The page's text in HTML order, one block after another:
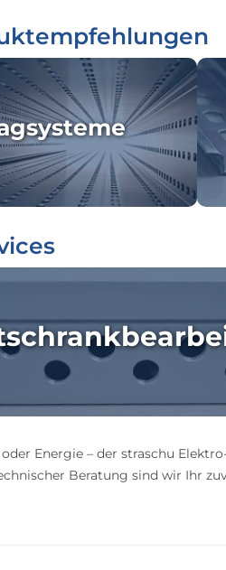
Energie – der straschu
Beratung sind wir Ihr